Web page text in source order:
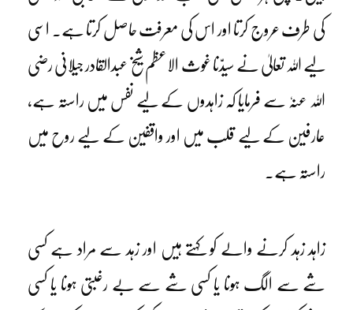
کی طرف عروج کرتا اور اس کی معرفت حاصل کرتا ہے۔ اسی
لیے اللہ تعالیٰ نے سیدّنا غوث الاعظم شیخ عبدالقادر جیلانی رضی
اللہ عنہٗ سے فرمایا کہ زاہدوں کے لیے نفس میں راستہ ہے،
عارفین کے لیے قلب میں اور واقفین کے لیے روح میں
راستہ ہے۔
زاہد زہد کرنے والے کو کہتے ہیں اور زہد سے مراد ہے کسی
شے سے الگ ہونا یا کسی شے سے بے رغبتی ہونا یا کسی